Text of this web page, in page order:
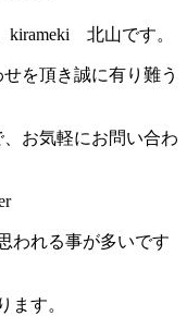
kirameki 北山です。
を頂き誠に有り難う
お気軽にお問い合わ
われる事が多いです
ます。